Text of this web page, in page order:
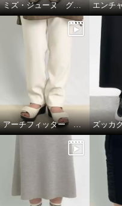
ミズ・ジューヌ グルカデザイン ローヒールシューズ☆
アーチフィッター ダブルベルトミュール１３０☆